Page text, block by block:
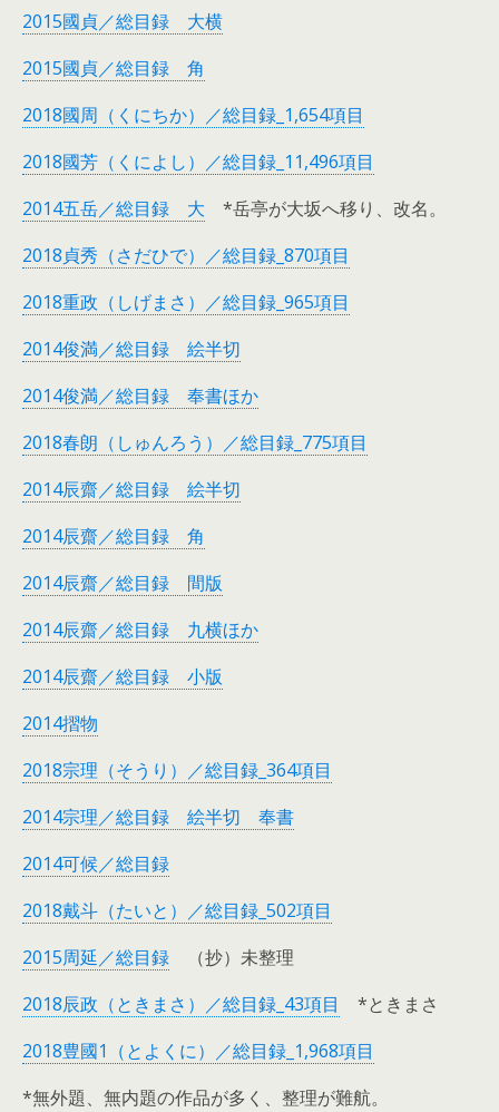
2015國貞／総目録 大横
2015國貞／総目録 角
2018國周（くにちか）／総目録_1,654項目
2018國芳（くによし）／総目録_11,496項目
2014五岳／総目録 大 *岳亭が大坂へ移り、改名。
2018貞秀（さだひで）／総目録_870項目
2018重政（しげまさ）／総目録_965項目
2014俊満／総目録 絵半切
2014俊満／総目録 奉書ほか
2018春朗（しゅんろう）／総目録_775項目
2014辰齋／総目録 絵半切
2014辰齋／総目録 角
2014辰齋／総目録 間版
2014辰齋／総目録 九横ほか
2014辰齋／総目録 小版
2014摺物
2018宗理（そうり）／総目録_364項目
2014宗理／総目録 絵半切 奉書
2014可候／総目録
2018戴斗（たいと）／総目録_502項目
2015周延／総目録 （抄）未整理
2018辰政（ときまさ）／総目録_43項目
*ときまさ
2018豊國1（とよくに）／総目録_1,968項目
*無外題、無内題の作品が多く、整理が難航。